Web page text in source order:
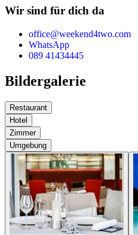
Wir sind für dich da
office@weekend4two.com
WhatsApp
089 41434445
Bildergalerie
Restaurant
Hotel
Zimmer
Umgebung